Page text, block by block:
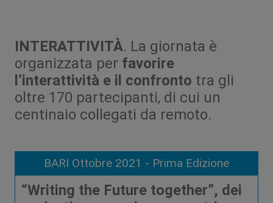
INTERATTIVITÀ. La giornata è
organizzata per favorire
l’interattività e il confronto tra gli
oltre 170 partecipanti, di cui un
centinaio collegati da remoto.
BARI Ottobre 2021 - Prima Edizione
“Writing the Future together”, dei